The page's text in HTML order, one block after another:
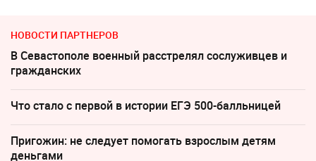
НОВОСТИ ПАРТНЕРОВ
В Севастополе военный расстрелял сослуживцев и
гражданских
Что стало с первой в истории ЕГЭ 500-балльницей
Пригожин: не следует помогать взрослым детям
деньгами